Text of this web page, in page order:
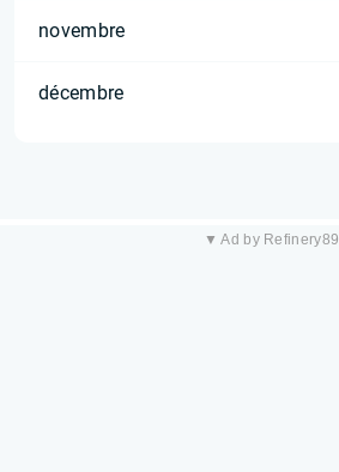
novembre
décembre
▼ Ad by Refinery89